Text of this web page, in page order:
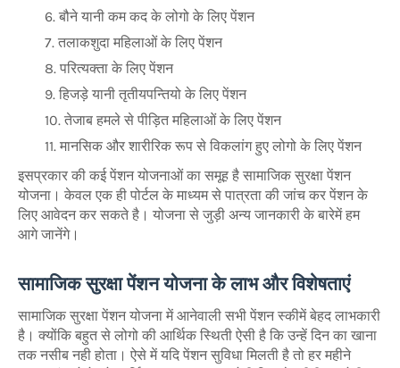
बौने यानी कम कद के लोगो के लिए पेंशन
तलाकशुदा महिलाओं के लिए पेंशन
परित्यक्ता के लिए पेंशन
हिजड़े यानी तृतीयपन्तियो के लिए पेंशन
तेजाब हमले से पीड़ित महिलाओं के लिए पेंशन
मानसिक और शारीरिक रूप से विकलांग हुए लोगो के लिए पेंशन
इसप्रकार की कई पेंशन योजनाओं का समूह है सामाजिक सुरक्षा पेंशन
योजना। केवल एक ही पोर्टल के माध्यम से पात्रता की जांच कर पेंशन के
लिए आवेदन कर सकते है। योजना से जुड़ी अन्य जानकारी के बारेमें हम
आगे जानेंगे।
सामाजिक सुरक्षा पेंशन योजना के लाभ और विशेषताएं
सामाजिक सुरक्षा पेंशन योजना में आनेवाली सभी पेंशन स्कीमें बेहद लाभकारी
है। क्योंकि बहुत से लोगो की आर्थिक स्थिती ऐसी है कि उन्हें दिन का खाना
तक नसीब नही होता। ऐसे में यदि पेंशन सुविधा मिलती है तो हर महीने